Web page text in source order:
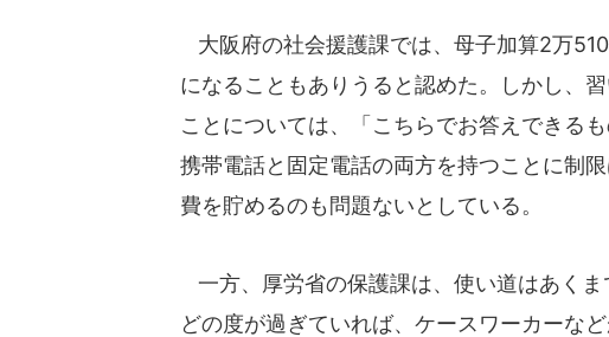
大阪府の社会援護課では、母子加算2万
になることもありうると認めた。しかし、
ことについては、「こちらでお答えできる
携帯電話と固定電話の両方を持つことに制
費を貯めるのも問題ないとしている。
一方、厚労省の保護課は、使い道はあく
どの度が過ぎていれば、ケースワーカーな